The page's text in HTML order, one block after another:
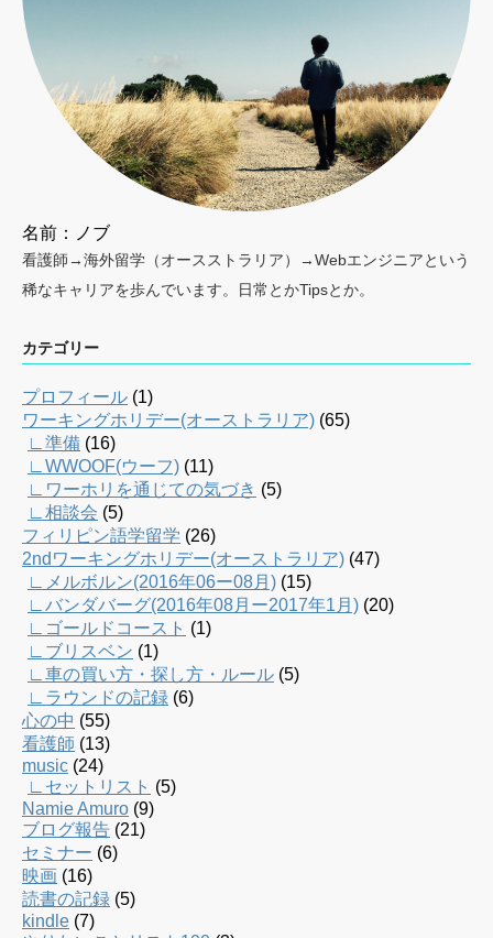
名前：ノブ
看護師→海外留学（オースストラリア）→Webエンジニアという
稀なキャリアを歩んでいます。日常とかTipsとか。
カテゴリー
プロフィール (1)
ワーキングホリデー(オーストラリア) (65)
∟準備 (16)
∟WWOOF(ウーフ) (11)
∟ワーホリを通じての気づき (5)
∟相談会 (5)
フィリピン語学留学 (26)
2ndワーキングホリデー(オーストラリア) (47)
∟メルボルン(2016年06ー08月) (15)
∟バンダバーグ(2016年08月ー2017年1月) (20)
∟ゴールドコースト (1)
∟ブリスベン (1)
∟車の買い方・探し方・ルール (5)
∟ラウンドの記録 (6)
心の中 (55)
看護師 (13)
music (24)
∟セットリスト (5)
Namie Amuro (9)
ブログ報告 (21)
セミナー (6)
映画 (16)
読書の記録 (5)
kindle (7)